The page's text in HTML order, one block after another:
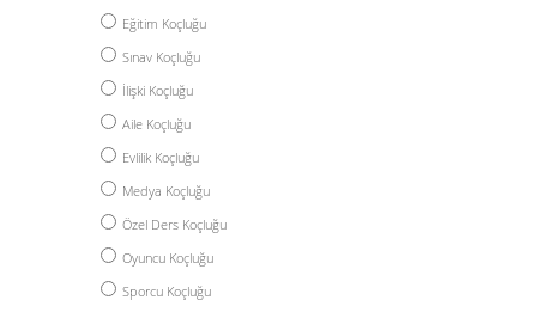
Eğitim Koçluğu
Sınav Koçluğu
İlişki Koçluğu
Aile Koçluğu
Evlilik Koçluğu
Medya Koçluğu
Özel Ders Koçluğu
Oyuncu Koçluğu
Sporcu Koçluğu